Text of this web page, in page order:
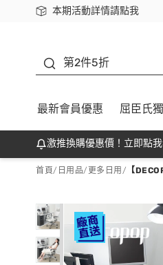
本期活動詳情請點我
下載app最高回饋$350
第2件5折
最新會員優惠 屈臣氏
激推換購優惠價！立即點
首頁/ 日用品/ 更多日用 / 【